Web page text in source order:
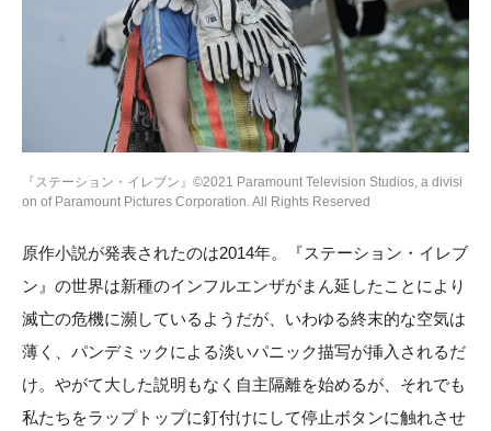
『ステーション・イレブン』©2021 Paramount Television Studios, a divisi
on of Paramount Pictures Corporation. All Rights Reserved
原作小説が発表されたのは2014年。『ステーション・イレブ
ン』の世界は新種のインフルエンザがまん延したことにより
滅亡の危機に瀕しているようだが、いわゆる終末的な空気は
薄く、パンデミックによる淡いパニック描写が挿入されるだ
け。やがて大した説明もなく自主隔離を始めるが、それでも
私たちをラップトップに釘付けにして停止ボタンに触れさせ